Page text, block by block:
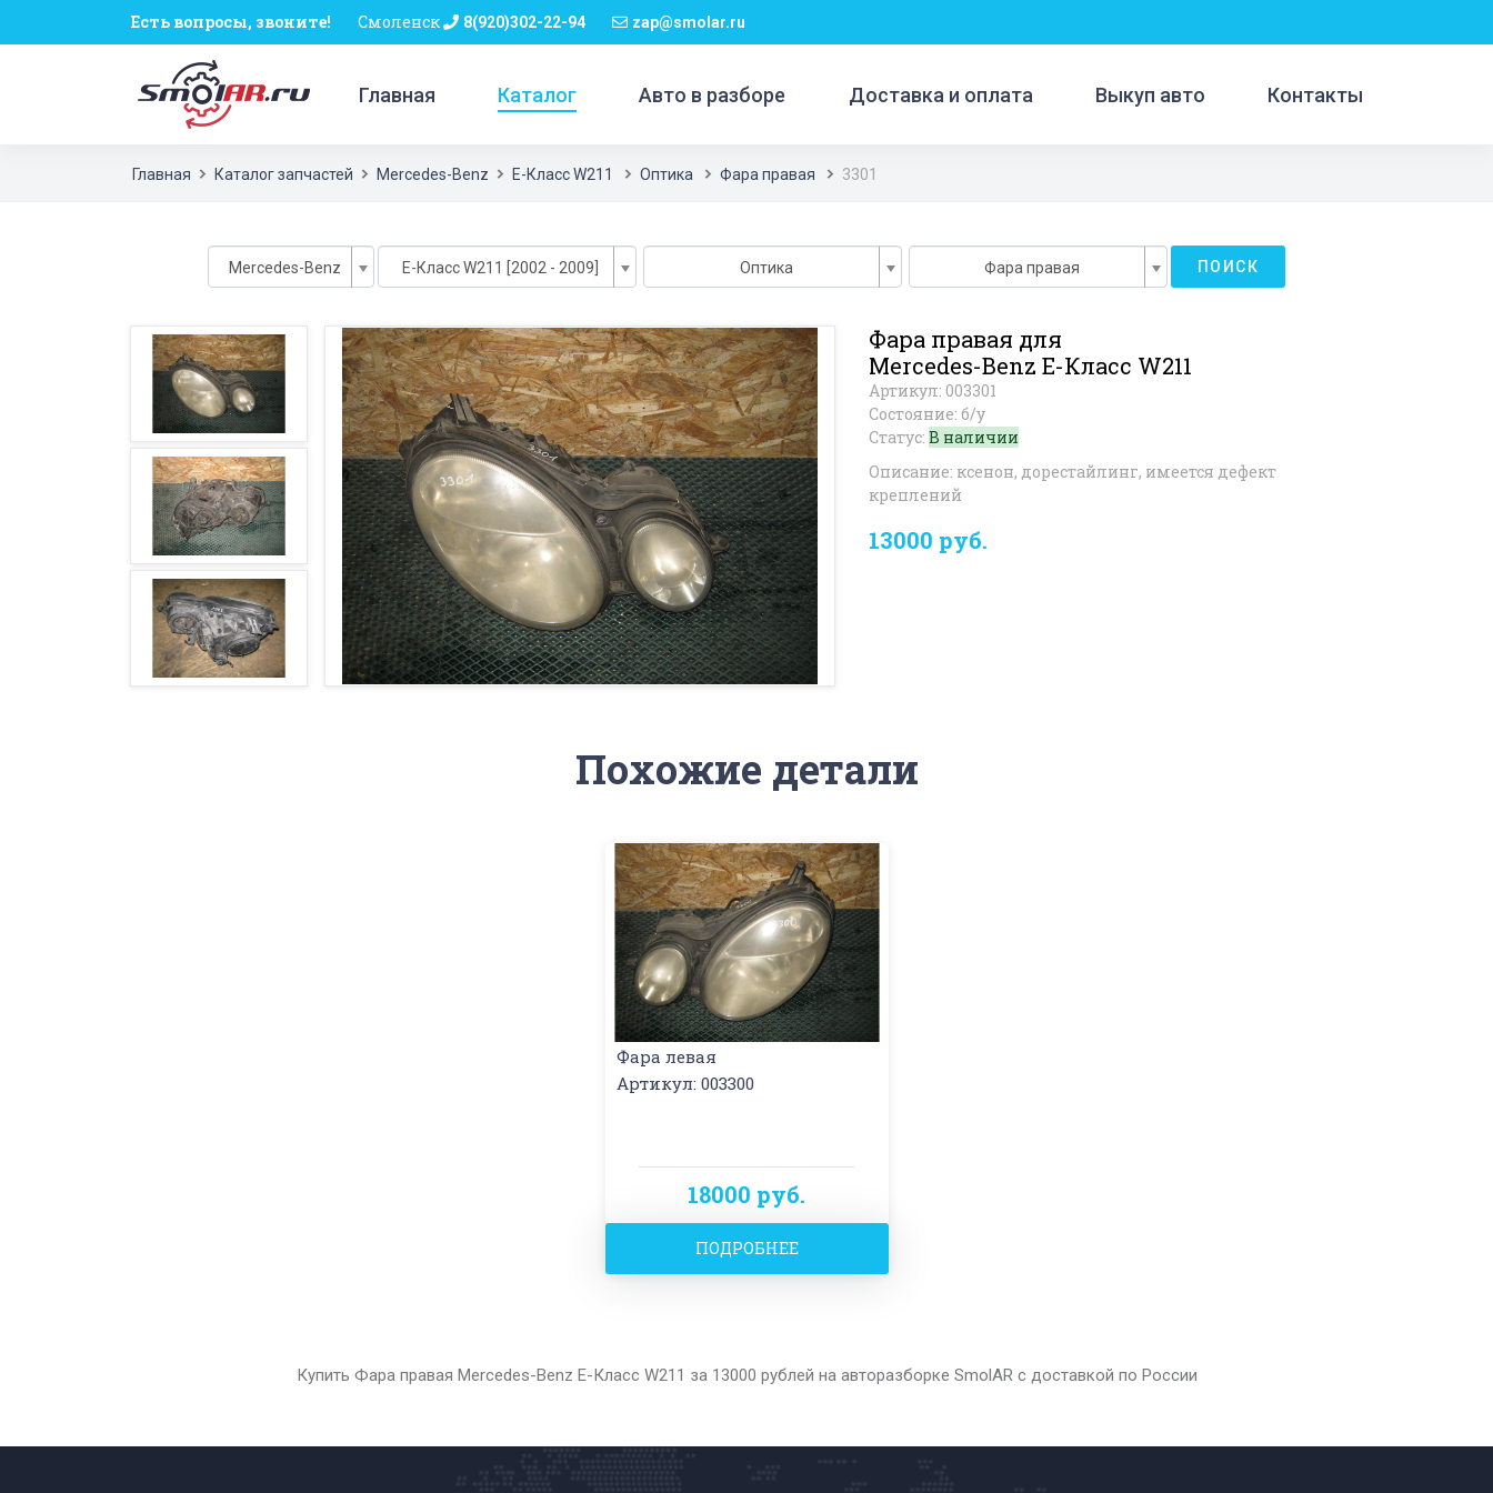
Есть вопросы, звоните! Смоленск 8(920)302-22-94 zap@smolar.ru
Главная Каталог Авто в разборе Доставка и оплата Выкуп авто Контакты
Главная Каталог запчастей Mercedes-Benz E-Класс W211 Оптика Фара правая 3301
Mercedes-Benz E-Класс W211 [2002 - 2009] Оптика Фара правая ПОИСК
Фара правая для
Mercedes-Benz E-Класс W211
Артикул: 003301
Состояние: б/у
Статус: В наличии
Описание: ксенон, дорестайлинг, имеется дефект
креплений
13000 руб.
Похожие детали
Фара левая
Артикул: 003300
18000 руб.
ПОДРОБНЕЕ
Купить Фара правая Mercedes-Benz E-Класс W211 за 13000 рублей на авторазборке SmolAR с доставкой по России